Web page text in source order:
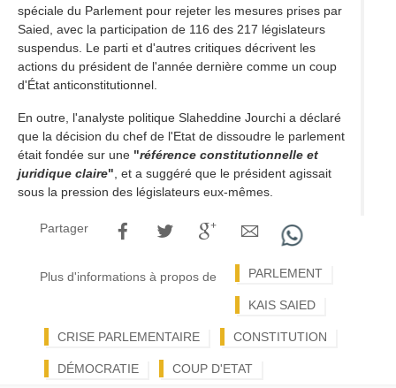
spéciale du Parlement pour rejeter les mesures prises par
Saied, avec la participation de 116 des 217 législateurs
suspendus. Le parti et d'autres critiques décrivent les
actions du président de l'année dernière comme un coup
d'État anticonstitutionnel.
En outre, l'analyste politique Slaheddine Jourchi a déclaré
que la décision du chef de l'Etat de dissoudre le parlement
était fondée sur une "référence constitutionnelle et
juridique claire" , et a suggéré que le président agissait
sous la pression des législateurs eux-mêmes.
Partager
Plus d'informations à propos de PARLEMENT
KAIS SAIED
CRISE PARLEMENTAIRE CONSTITUTION
DÉMOCRATIE COUP D'ETAT